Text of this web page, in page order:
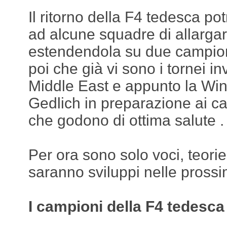
Il ritorno della F4 tedesca
ad alcune squadre di
estendendola su due
poi che già vi sono i tornei
Middle East e appunto la
Gedlich in preparazione ai
che godono di ottima salute .
Per ora sono solo voci,
saranno sviluppi nelle
I campioni della F4 tedesca